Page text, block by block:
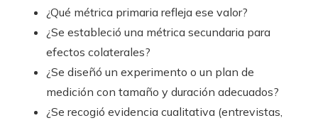
¿Qué métrica primaria refleja ese valor?
¿Se estableció una métrica secundaria para
efectos colaterales?
¿Se diseñó un experimento o un plan de
medición con tamaño y duración adecuados?
¿Se recogió evidencia cualitativa (entrevistas,